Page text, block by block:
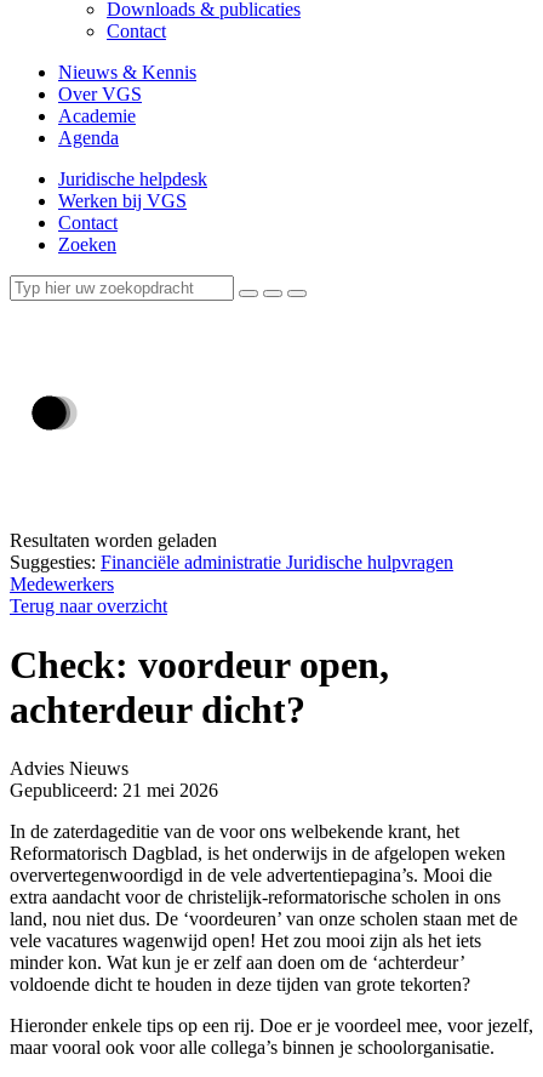
Downloads & publicaties
Contact
Nieuws & Kennis
Over VGS
Academie
Agenda
Juridische helpdesk
Werken bij VGS
Contact
Zoeken
Resultaten worden geladen
Suggesties: Financiële administratie Juridische hulpvragen
Medewerkers
Terug naar overzicht
Check: voordeur open,
achterdeur dicht?
Advies Nieuws
Gepubliceerd: 21 mei 2026
In de zaterdageditie van de voor ons welbekende krant, het
Reformatorisch Dagblad, is het onderwijs in de afgelopen weken
oververtegenwoordigd in de vele advertentiepagina’s. Mooi die
extra aandacht voor de christelijk-reformatorische scholen in ons
land, nou niet dus. De ‘voordeuren’ van onze scholen staan met de
vele vacatures wagenwijd open! Het zou mooi zijn als het iets
minder kon. Wat kun je er zelf aan doen om de ‘achterdeur’
voldoende dicht te houden in deze tijden van grote tekorten?
Hieronder enkele tips op een rij. Doe er je voordeel mee, voor jezelf,
maar vooral ook voor alle collega’s binnen je schoolorganisatie.